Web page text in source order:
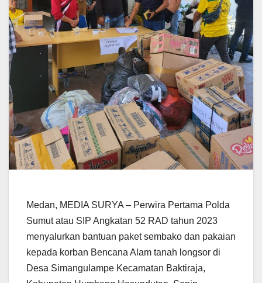
Medan, MEDIA SURYA – Perwira Pertama Polda
Sumut atau SIP Angkatan 52 RAD tahun 2023
menyalurkan bantuan paket sembako dan pakaian
kepada korban Bencana Alam tanah longsor di
Desa Simangulampe Kecamatan Baktiraja,